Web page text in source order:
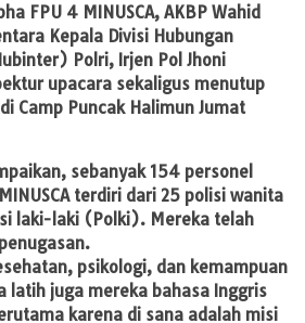
FPU 4 MINUSCA, AKBP Wahid
Kepala Divisi Hubungan
Polri, Irjen Pol Jhoni
upacara sekaligus menutup
Camp Puncak Halimun Jumat
sebanyak 154 personel
terdiri dari 25 polisi wanita
laki-laki (Polki). Mereka telah
psikologi, dan kemampuan
latih juga mereka bahasa Inggris
karena di sana adalah misi